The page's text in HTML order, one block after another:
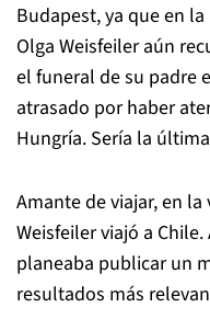
Budapest, ya que en
Olga Weisfeiler aún
el funeral de su padre
atrasado por haber
Hungría. Sería la
Amante de viajar, en
Weisfeiler viajó a
planeaba publicar un
resultados más